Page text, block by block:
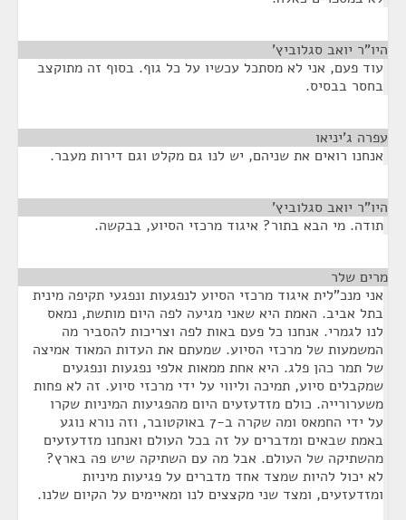
היו"ר יואב סגלוביץ'
עוד פעם, אני לא מסתכל עכשיו על כל גוף. בסוף זה מתוקצב
בחסר בבסיס.
עפרה ג'יניאו
אנחנו רואים את שניהם, יש לנו גם מקלט וגם דירות מעבר.
היו"ר יואב סגלוביץ'
תודה. מי הבא בתור? איגוד מרכזי הסיוע, בבקשה.
מרים שלר
אני מנכ"לית איגוד מרכזי הסיוע לנפגעות ונפגעי תקיפה מינית
בתל אביב. האמת היא שאני מגיעה לפה היום מותשת, נמאס
לנו לגמרי. אנחנו כל פעם באות לפה וצריכות להסביר מה
המשמעות של מרכזי הסיוע. שמעתם את העדות המאוד אמיצה
של תמר כהן פלג. היא אחת ממאות אלפי נפגעות ונפגעים
שמקבלים סיוע, תמיכה וליווי על ידי מרכזי סיוע. זה לא פחות
משערורייה. כולם מזדעזעים היום מהפגיעות המיניות שקרו
על ידי החמאס ומה שקרה ב-7 באוקטובר, וזה נורא נוגע
באמת שבאים ומדברים על זה בכל העולם ואנחנו מזדעזעים
מהשתיקה של העולם. אבל מה עם השתיקה שיש פה בארץ?
לא יכול להיות שמצד אחד מדברים על פגיעות מיניות
ומזדעזעים, ומצד שני מקצצים לנו ומאיימים על הקיום שלנו.